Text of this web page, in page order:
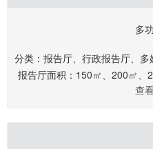
多
分类：报告厅、行政报告厅、
报告厅面积：150㎡、200㎡、
660
查